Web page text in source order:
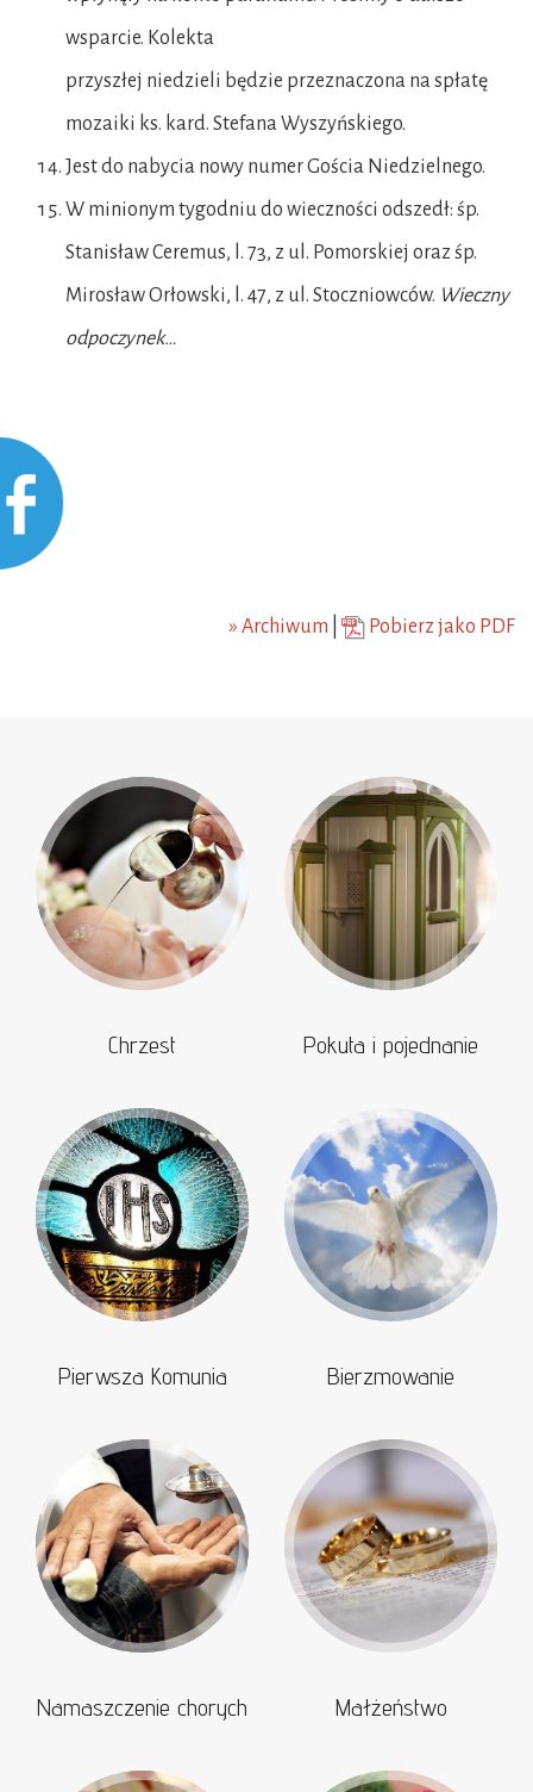
wsparcie. Kolekta
przyszłej niedzieli będzie przeznaczona na spłatę
mozaiki ks. kard. Stefana Wyszyńskiego.
Jest do nabycia nowy numer Gościa Niedzielnego.
W minionym tygodniu do wieczności odszedł: śp.
Stanisław Ceremus, l. 73, z ul. Pomorskiej oraz śp.
Mirosław Orłowski, l. 47, z ul. Stoczniowców. Wieczny
odpoczynek…
» Archiwum Pobierz jako PDF
Chrzest Pokuta i pojednanie
Pierwsza Komunia Bierzmowanie
Namaszczenie chorych Małżeństwo